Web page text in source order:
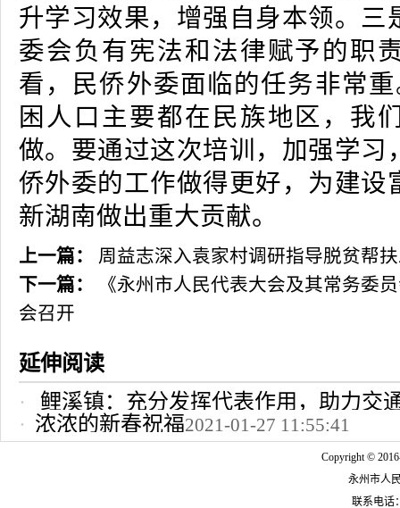
升学习效果，增强自身本领。三
委会负有宪法和法律赋予的职
看，民侨外委面临的任务非常
困人口主要都在民族地区，我
做。要通过这次培训，加强学习
侨外委的工作做得更好，为建设
新湖南做出重大贡献。
上一篇：
周益志深入袁家村调研指导脱贫帮
下一篇：
《永州市人民代表大会及其常务委
会召开
延伸阅读
鲤溪镇：充分发挥代表作用，助力交
2022-10-24 12:09:37
浓浓的新春祝福2021-01-27 11:55:41
Copyright ©
永州市人
联系电话